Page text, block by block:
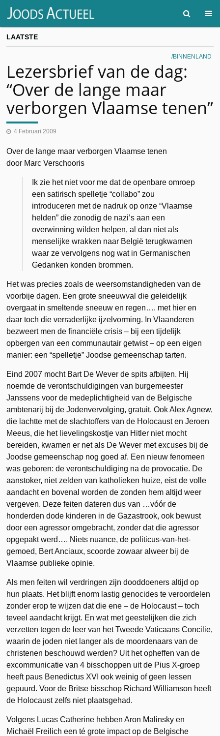
LAATSTE
BINNENLAND
Lezersbrief van de dag:
“Over de lange maar
verborgen Vlaamse tenen”
4 Februari 2009
Over de lange maar verborgen Vlaamse tenen
door Marc Verschooris
Ik zie het niet voor me dat de openbare omroep
een satirisch spelletje “collabo” zou
introduceren met de nadruk op onze “Vlaamse
helden” die zonodig de nazi’s aan een
overwinning wilden helpen, al dan niet als
menselijke wrakken naar België terugkwamen
waar ze vervolgens nog wat in Germanischen
Gedanken konden brommen.
Het was precies zoals de weersomstandigheden van de
voorbije dagen. Een grote sneeuwval die geleidelijk
overgaat in smeltende sneeuw en regen…. met hier en
daar toch die verraderlijke ijzelvorming. In Vlaanderen
bezweert men de financiële crisis – bij een tijdelijk
opbergen van een communautair getwist – op een eigen
manier: een “spelletje” Joodse gemeenschap tarten.
Eind 2007 mocht Bart De Wever de spits afbijten. Hij
noemde de verontschuldigingen van burgemeester
Janssens voor de medeplichtigheid van de Belgische
ambtenarij bij de Jodenvervolging, gratuit. Ook Alex Agnew,
die lachtte met de slachtoffers van de Holocaust en Jeroen
Meeus, die het lievelingskostje van Hitler niet mocht
bereiden, kwamen er net als De Wever met excuses bij de
Joodse gemeenschap nog goed af. Een nieuw fenomeen
was geboren: de verontschuldiging na de provocatie. De
aanstoker, niet zelden van katholieken huize, eist de volle
aandacht en bovenal worden de zonden hem altijd weer
vergeven. Deze feiten dateren dus van …vóór de
honderden dode kinderen in de Gazastrook, ook bewust
door een agressor omgebracht, zonder dat die agressor
opgepakt werd…. Niets nuance, de politicus-van-het-
gemoed, Bert Anciaux, scoorde zowaar alweer bij de
Vlaamse publieke opinie.
Als men feiten wil verdringen zijn dooddoeners altijd op
hun plaats. Het blijft enorm lastig genocides te veroordelen
zonder erop te wijzen dat die ene – de Holocaust – toch
teveel aandacht krijgt. En wat met geestelijken die zich
verzetten tegen de leer van het Tweede Vaticaans Concilie,
waarin de joden niet langer als de moordenaars van de
christenen beschouwd werden? Uit het opheffen van de
excommunicatie van 4 bisschoppen uit de Pius X-groep
heeft paus Benedictus XVI ook weinig of geen lessen
gepuurd. Voor de Britse bisschop Richard Williamson heeft
de Holocaust zelfs niet plaatsgehad.
Volgens Lucas Catherine hebben Aron Malinsky en
Michaël Freilich een té grote impact op de Belgische